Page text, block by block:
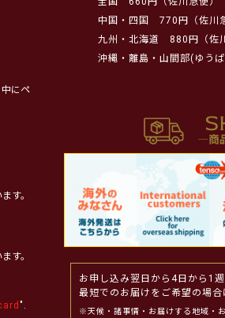
にペ
す。
す。
".
中国・四国
770円（佐川
九州・北海道
880円（佐
沖縄・離島・山間部(ゆう
お申し込み翌日から4日から1
最短でのお届けをご希望の場合
※天候・諸事情・お届けする地域・